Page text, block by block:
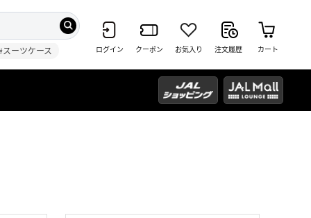
スーツケース ログイン クーポン お気入り 注文履歴 カート